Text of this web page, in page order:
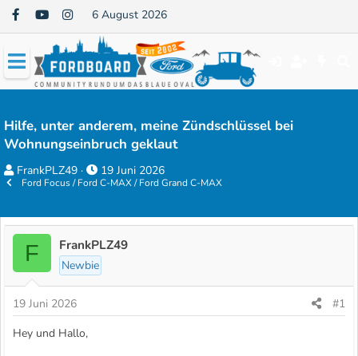
6 August 2026
Hilfe, unter anderem, meine Zündschlüssel bei
Wohnungseinbruch geklaut
E
t
e
r
FrankPLZ49
E
r
t
e
l
l
a
19 Juni 2026
Ford Focus / Ford C-MAX / Ford Grand C-MAX
F FrankPLZ49
Newbie
19 Juni 2026
#1
Hey und Hallo,